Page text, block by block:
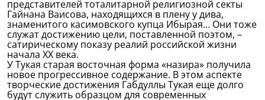
представителей тоталитарной религиозной секты
Гайнана Ваисова, находящихся в плену у дива,
знаменитого касимовского купца Ибырая… Они тоже
служат достижению цели, поставленной поэтом, –
сатирическому показу реалий российской жизни
начала ХХ века.
У Тукая старая восточная форма «назира» получила
новое прогрессивное содержание. В этом аспекте
творческие достижения Габдуллы Тукая еще долго
будут служить образцом для современных